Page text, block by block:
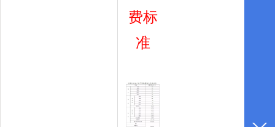
费标
准